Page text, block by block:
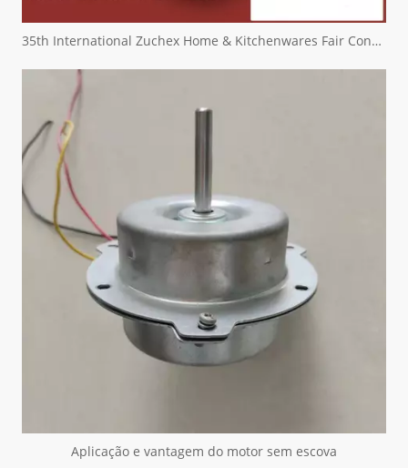
35th International Zuchex Home & Kitchenwares Fair Convitition - Ritscher International Limited
Aplicação e vantagem do motor sem escova